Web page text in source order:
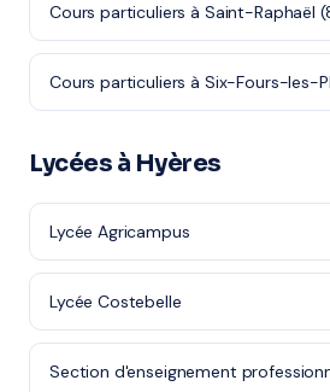
Cours particuliers à Saint-Raphaël
Cours particuliers à Six-Fours-les-
Lycées à Hyères
Lycée Agricampus
Lycée Costebelle
Section d'enseignement